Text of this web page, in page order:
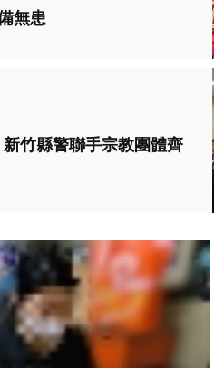
無患
竹縣警聯手宗教團體齊